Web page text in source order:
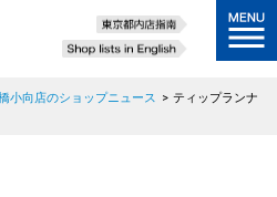
小向店のショップニュース > ティップランナ